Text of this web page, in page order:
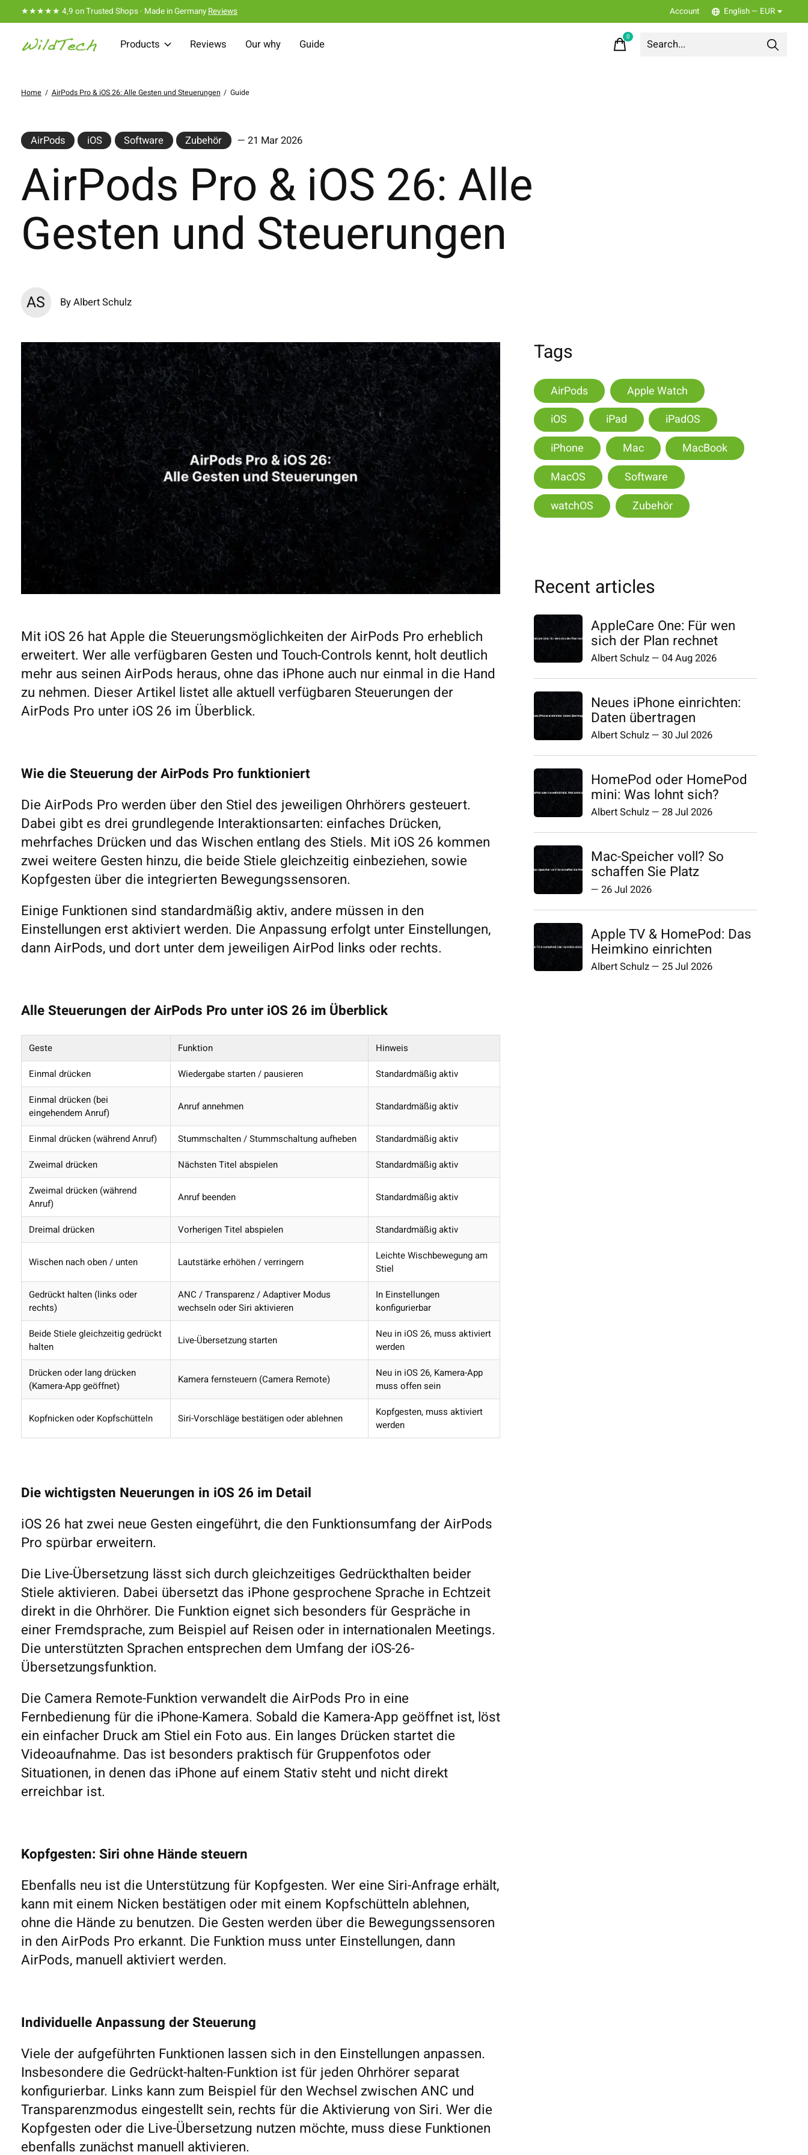
★★★★★ 4,9 on Trusted Shops · Made in GermanyReviews Account English — EUR
Products Reviews Our why Guide
0items
Home / AirPods Pro & iOS 26: Alle Gesten und Steuerungen / Guide
AirPods iOS Software Zubehör — 21 Mar 2026
AirPods Pro & iOS 26: Alle
Gesten und Steuerungen
AS By Albert Schulz
Mit iOS 26 hat Apple die Steuerungsmöglichkeiten der AirPods Pro erheblich
erweitert. Wer alle verfügbaren Gesten und Touch-Controls kennt, holt deutlich
mehr aus seinen AirPods heraus, ohne das iPhone auch nur einmal in die Hand
zu nehmen. Dieser Artikel listet alle aktuell verfügbaren Steuerungen der
AirPods Pro unter iOS 26 im Überblick.
Wie die Steuerung der AirPods Pro funktioniert
Die AirPods Pro werden über den Stiel des jeweiligen Ohrhörers gesteuert.
Dabei gibt es drei grundlegende Interaktionsarten: einfaches Drücken,
mehrfaches Drücken und das Wischen entlang des Stiels. Mit iOS 26 kommen
zwei weitere Gesten hinzu, die beide Stiele gleichzeitig einbeziehen, sowie
Kopfgesten über die integrierten Bewegungssensoren.
Einige Funktionen sind standardmäßig aktiv, andere müssen in den
Einstellungen erst aktiviert werden. Die Anpassung erfolgt unter Einstellungen,
dann AirPods, und dort unter dem jeweiligen AirPod links oder rechts.
Alle Steuerungen der AirPods Pro unter iOS 26 im Überblick
Geste Funktion
Hinweis
Einmal drücken
Wiedergabe starten / pausieren
Standardmäßig aktiv
Einmal drücken (bei
eingehendem Anruf)
Anruf annehmen Standardmäßig aktiv
Einmal drücken (während Anruf) Stummschalten / Stummschaltung aufheben
Standardmäßig aktiv
Zweimal drücken
Nächsten Titel abspielen
Standardmäßig aktiv
Zweimal drücken (während
Anruf)
Anruf beenden Standardmäßig aktiv
Dreimal drücken Vorherigen Titel abspielen Standardmäßig aktiv
Wischen nach oben / unten Lautstärke erhöhen / verringern
Leichte Wischbewegung am
Stiel
Gedrückt halten (links oder
rechts)
ANC / Transparenz / Adaptiver Modus
wechseln oder Siri aktivieren
In Einstellungen
konfigurierbar
Beide Stiele gleichzeitig gedrückt
halten
Live-Übersetzung starten
Neu in iOS 26, muss aktiviert
werden
Drücken oder lang drücken
(Kamera-App geöffnet)
Kamera fernsteuern (Camera Remote)
Neu in iOS 26, Kamera-App
muss offen sein
Kopfnicken oder Kopfschütteln Siri-Vorschläge bestätigen oder ablehnen
Kopfgesten, muss aktiviert
werden
Die wichtigsten Neuerungen in iOS 26 im Detail
iOS 26 hat zwei neue Gesten eingeführt, die den Funktionsumfang der AirPods
Pro spürbar erweitern.
Die Live-Übersetzung lässt sich durch gleichzeitiges Gedrückthalten beider
Stiele aktivieren. Dabei übersetzt das iPhone gesprochene Sprache in Echtzeit
direkt in die Ohrhörer. Die Funktion eignet sich besonders für Gespräche in
einer Fremdsprache, zum Beispiel auf Reisen oder in internationalen Meetings.
Die unterstützten Sprachen entsprechen dem Umfang der iOS-26-
Übersetzungsfunktion.
Die Camera Remote-Funktion verwandelt die AirPods Pro in eine
Fernbedienung für die iPhone-Kamera. Sobald die Kamera-App geöffnet ist, löst
ein einfacher Druck am Stiel ein Foto aus. Ein langes Drücken startet die
Videoaufnahme. Das ist besonders praktisch für Gruppenfotos oder
Situationen, in denen das iPhone auf einem Stativ steht und nicht direkt
erreichbar ist.
Kopfgesten: Siri ohne Hände steuern
Ebenfalls neu ist die Unterstützung für Kopfgesten. Wer eine Siri-Anfrage erhält,
kann mit einem Nicken bestätigen oder mit einem Kopfschütteln ablehnen,
ohne die Hände zu benutzen. Die Gesten werden über die Bewegungssensoren
in den AirPods Pro erkannt. Die Funktion muss unter Einstellungen, dann
AirPods, manuell aktiviert werden.
Individuelle Anpassung der Steuerung
Viele der aufgeführten Funktionen lassen sich in den Einstellungen anpassen.
Insbesondere die Gedrückt-halten-Funktion ist für jeden Ohrhörer separat
konfigurierbar. Links kann zum Beispiel für den Wechsel zwischen ANC und
Transparenzmodus eingestellt sein, rechts für die Aktivierung von Siri. Wer die
Kopfgesten oder die Live-Übersetzung nutzen möchte, muss diese Funktionen
ebenfalls zunächst manuell aktivieren.
Tags
AirPods
Apple Watch
iOS
iPad
iPadOS
iPhone
Mac
MacBook
MacOS
Software
watchOS
Zubehör
Recent articles
AppleCare One: Für wen
sich der Plan rechnet
Albert Schulz— 04 Aug 2026
Neues iPhone einrichten:
Daten übertragen
Albert Schulz— 30 Jul 2026
HomePod oder HomePod
mini: Was lohnt sich?
Albert Schulz— 28 Jul 2026
Mac-Speicher voll? So
schaffen Sie Platz
— 26 Jul 2026
Apple TV & HomePod: Das
Heimkino einrichten
Albert Schulz— 25 Jul 2026